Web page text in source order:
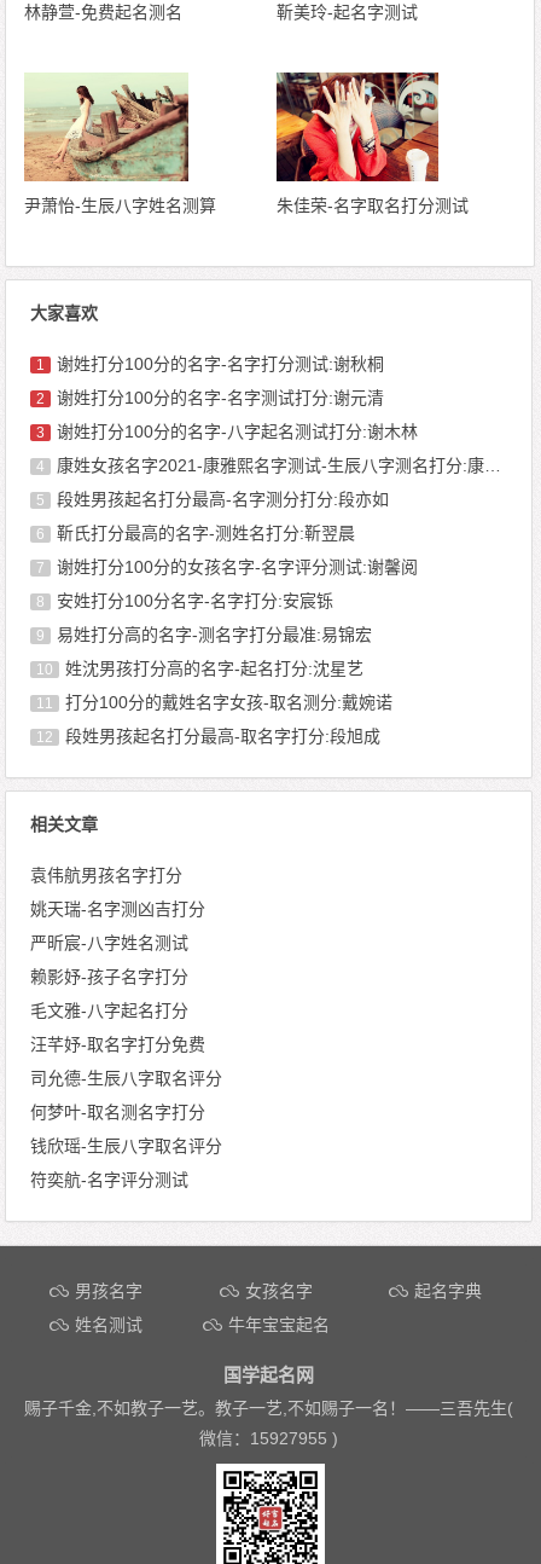
林静萱-免费起名测名 靳美玲-起名字测试
尹萧怡-生辰八字姓名测算 朱佳荣-名字取名打分测试
大家喜欢
1 谢姓打分100分的名字-名字打分测试:谢秋桐
2 谢姓打分100分的名字-名字测试打分:谢元清
3 谢姓打分100分的名字-八字起名测试打分:谢木林
4 康姓女孩名字2021-康雅熙名字测试-生辰八字测名打分:康一雯
5 段姓男孩起名打分最高-名字测分打分:段亦如
6 靳氏打分最高的名字-测姓名打分:靳翌晨
7 谢姓打分100分的女孩名字-名字评分测试:谢馨阅
8 安姓打分100分名字-名字打分:安宸铄
9 易姓打分高的名字-测名字打分最准:易锦宏
10 姓沈男孩打分高的名字-起名打分:沈星艺
11 打分100分的戴姓名字女孩-取名测分:戴婉诺
12 段姓男孩起名打分最高-取名字打分:段旭成
相关文章
袁伟航男孩名字打分
姚天瑞-名字测凶吉打分
严昕宸-八字姓名测试
赖影妤-孩子名字打分
毛文雅-八字起名打分
汪芊妤-取名字打分免费
司允德-生辰八字取名评分
何梦叶-取名测名字打分
钱欣瑶-生辰八字取名评分
符奕航-名字评分测试
文章导航
男孩名字 女孩名字
起名字典
姓名测试
牛年宝宝起名
国学起名网
赐子千金,不如教子一艺。教子一艺,不如赐子一名！——三吾先生(
微信：15927955 )